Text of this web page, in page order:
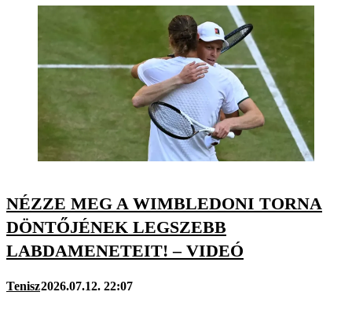
NÉZZE MEG A WIMBLEDONI TORNA
DÖNTŐJÉNEK LEGSZEBB
LABDAMENETEIT! – VIDEÓ
Tenisz2026.07.12. 22:07